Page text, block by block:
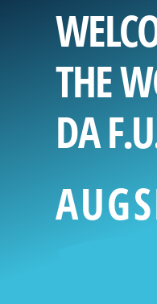
THE
DA